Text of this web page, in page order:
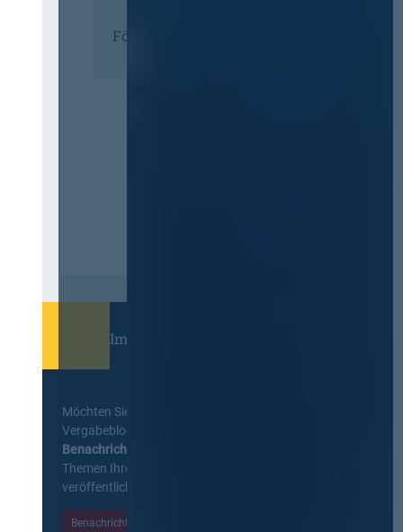
Förderer
Immer informiert bleiben!
Möchten Sie keine Neuigkeiten aus dem
Vergabeblog verpassen? Per
Benachrichtigung
Themen Ihrer Wahl, sobald neue Beiträge
veröffentlicht werden.
Benachrichtigungen aktivieren